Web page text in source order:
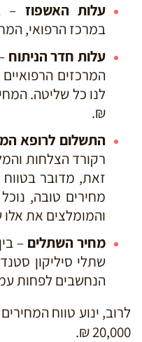
עלות האשפוז –
במרכז הרפואי,
עלות חדר הניתוח
המרכזים הרפואיים
₪.
התשלום לרופא
רקורד הצלחות
זאת, מדובר בטווח
מחירים טובה,
והמומלצים את אלו
מחיר השתלים –
שתלי סיליקון
הנחשבים לפחות
20,000 ₪.